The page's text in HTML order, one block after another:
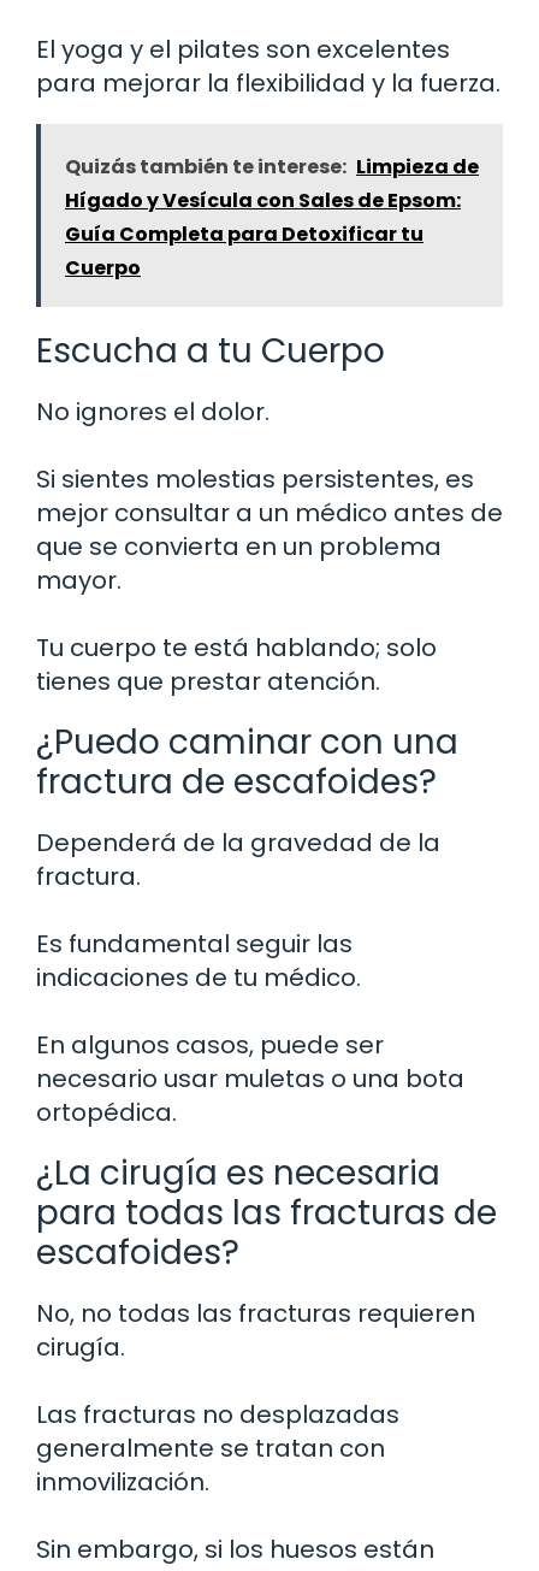
El yoga y el pilates son excelentes
para mejorar la flexibilidad y la fuerza.
Quizás también te interese: Limpieza de
Hígado y Vesícula con Sales de Epsom:
Guía Completa para Detoxificar tu
Cuerpo
Escucha a tu Cuerpo
No ignores el dolor.
Si sientes molestias persistentes, es
mejor consultar a un médico antes de
que se convierta en un problema
mayor.
Tu cuerpo te está hablando; solo
tienes que prestar atención.
¿Puedo caminar con una
fractura de escafoides?
Dependerá de la gravedad de la
fractura.
Es fundamental seguir las
indicaciones de tu médico.
En algunos casos, puede ser
necesario usar muletas o una bota
ortopédica.
¿La cirugía es necesaria
para todas las fracturas de
escafoides?
No, no todas las fracturas requieren
cirugía.
Las fracturas no desplazadas
generalmente se tratan con
inmovilización.
Sin embargo, si los huesos están